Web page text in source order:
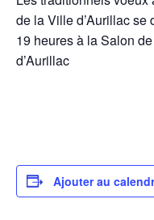
de la Ville d’Aurillac
19 heures à la Salon
d’Aurillac
Ajouter au